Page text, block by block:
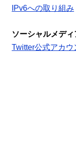
IPv6への取り組み
ソーシャルメディ
Twitter公式アカウ